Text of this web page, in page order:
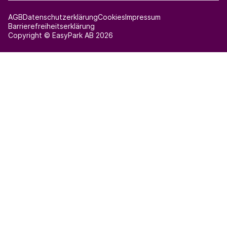
Copyright © EasyPark AB 2026
AGBDatenschutzerklärungCookiesImpressum
Barrierefreiheitserklärung